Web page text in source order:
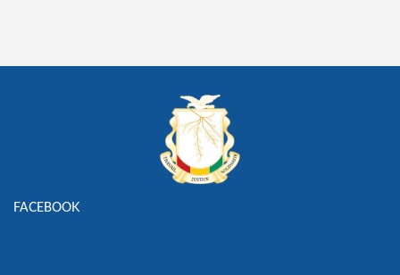
FACEBOOK